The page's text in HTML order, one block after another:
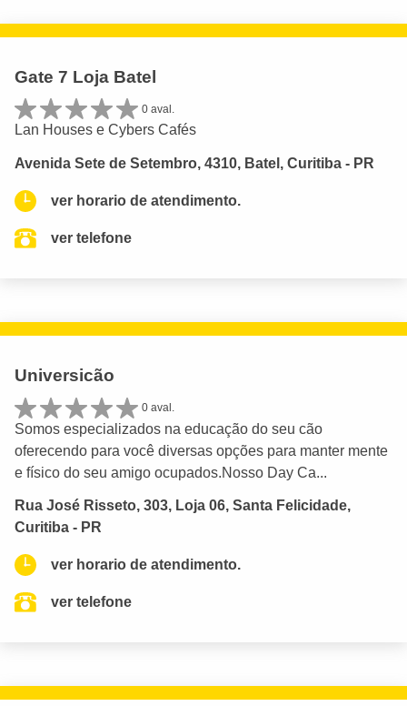
Gate 7 Loja Batel
0 aval.
Lan Houses e Cybers Cafés
Avenida Sete de Setembro, 4310, Batel, Curitiba - PR
ver horario de atendimento.
ver telefone
Universicão
0 aval.
Somos especializados na educação do seu cão
oferecendo para você diversas opções para manter mente
e físico do seu amigo ocupados.Nosso Day Ca...
Rua José Risseto, 303, Loja 06, Santa Felicidade,
Curitiba - PR
ver horario de atendimento.
ver telefone